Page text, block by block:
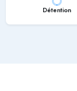
Détention